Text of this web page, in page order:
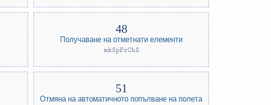
Получаване на отметнати елементи
mkSpFrChS
Отмяна на автоматичното попълване на полета